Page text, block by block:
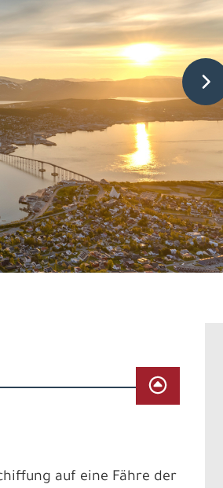
auf eine Fähre der